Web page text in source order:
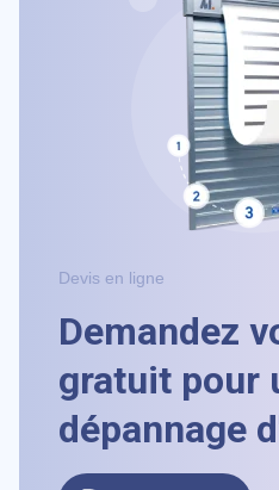
Devis en ligne
Demandez
gratuit pour
dépannage